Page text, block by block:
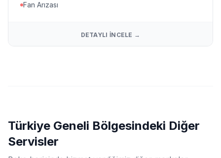
Fan Arızası
DETAYLI İNCELE →
Türkiye Geneli Bölgesindeki Diğer
Servisler